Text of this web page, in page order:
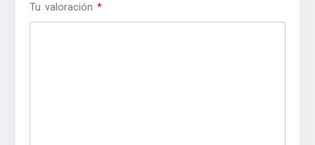
Tu valoración*